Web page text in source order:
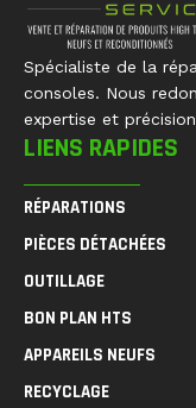
Spécialiste de la
consoles. Nous
expertise et
LIENS RAPIDES
RÉPARATIONS
PIÈCES DÉTACHÉES
OUTILLAGE
BON PLAN HTS
APPAREILS NEUFS
RECYCLAGE